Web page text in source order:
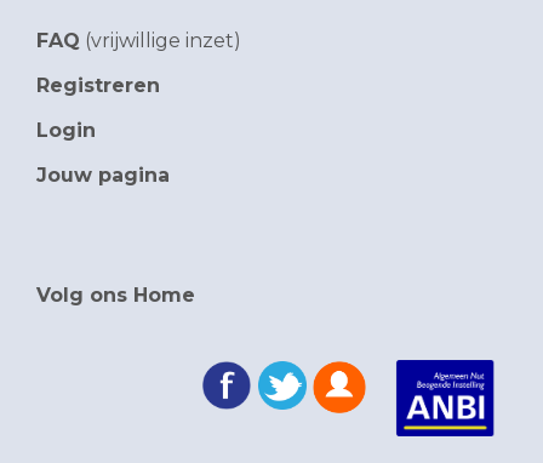
FAQ (vrijwillige inzet)
Registreren
Login
Jouw pagina
Volg ons Home